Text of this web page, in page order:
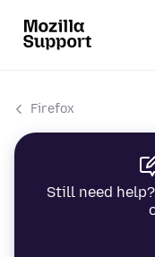
Firefox
Still need